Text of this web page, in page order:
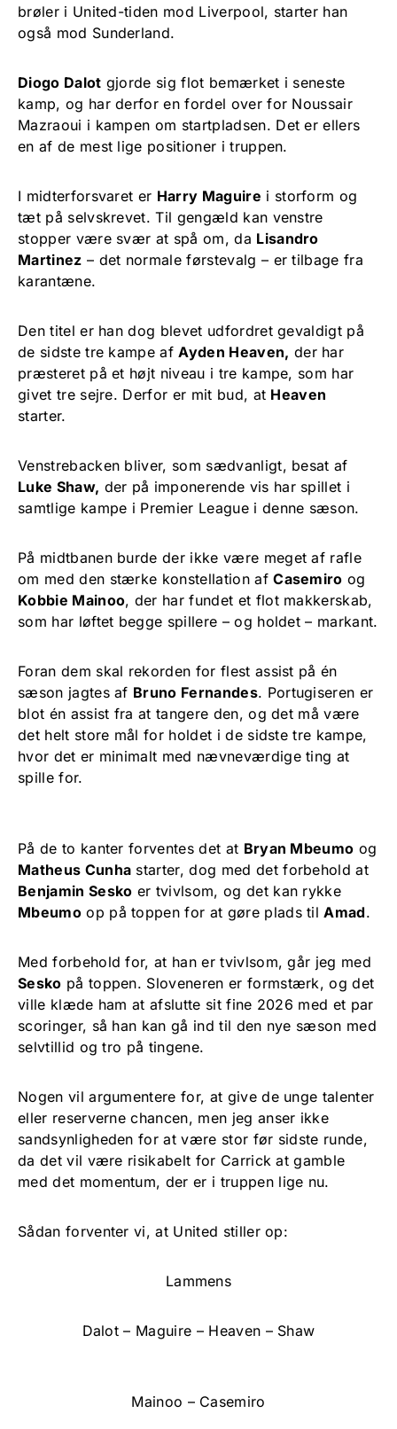
brøler i United-tiden mod Liverpool, starter han
også mod Sunderland.
Diogo Dalot gjorde sig flot bemærket i seneste
kamp, og har derfor en fordel over for Noussair
Mazraoui i kampen om startpladsen. Det er ellers
en af de mest lige positioner i truppen.
I midterforsvaret er Harry Maguire i storform og
tæt på selvskrevet. Til gengæld kan venstre
stopper være svær at spå om, da Lisandro
Martinez – det normale førstevalg – er tilbage fra
karantæne.
Den titel er han dog blevet udfordret gevaldigt på
de sidste tre kampe afAyden Heaven, der har
præsteret på et højt niveau i tre kampe, som har
givet tre sejre. Derfor er mit bud, at Heaven
starter.
Venstrebacken bliver, som sædvanligt, besat af
Luke Shaw, der på imponerende vis har spillet i
samtlige kampe i Premier League i denne sæson.
På midtbanen burde der ikke være meget af rafle
om med den stærke konstellation afCasemiro og
Kobbie Mainoo, der har fundet et flot makkerskab,
som har løftet begge spillere – og holdet – markant.
Foran dem skal rekorden for flest assist på én
sæson jagtes af Bruno Fernandes. Portugiseren er
blot én assist fra at tangere den, og det må være
det helt store mål for holdet i de sidste tre kampe,
hvor det er minimalt med nævneværdige ting at
spille for.
På de to kanter forventes det at Bryan Mbeumo og
Matheus Cunha starter, dog med det forbehold at
Benjamin Sesko er tvivlsom, og det kan rykke
Mbeumoop på toppen for at gøre plads tilAmad.
Med forbehold for, at han er tvivlsom, går jeg med
Sesko på toppen. Sloveneren er formstærk, og det
ville klæde ham at afslutte sit fine 2026 med et par
scoringer, så han kan gå ind til den nye sæson med
selvtillid og tro på tingene.
Nogen vil argumentere for, at give de unge talenter
eller reserverne chancen, men jeg anser ikke
sandsynligheden for at være stor før sidste runde,
da det vil være risikabelt for Carrick at gamble
med det momentum, der er i truppen lige nu.
Sådan forventer vi, at United stiller op:
Lammens
Dalot – Maguire – Heaven – Shaw
Mainoo – Casemiro